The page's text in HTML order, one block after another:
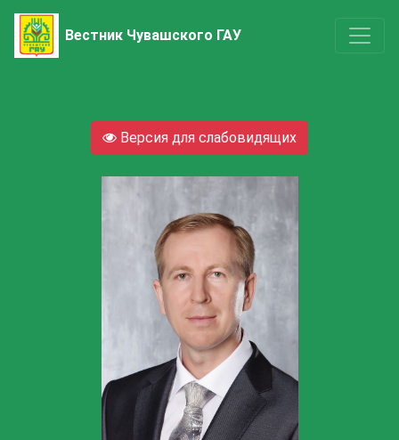
Вестник Чувашского ГАУ
Версия для слабовидящих